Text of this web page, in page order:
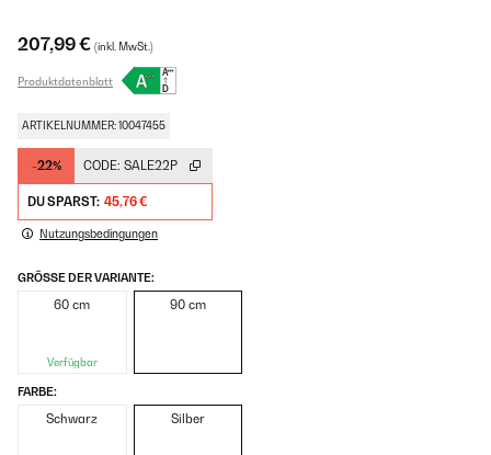
207,99 € (inkl. MwSt.)
Produktdatenblatt
ARTIKELNUMMER: 10047455
-22% CODE: SALE22P
DU SPARST: 45,76 €
Nutzungsbedingungen
GRÖSSE DER VARIANTE:
60 cm
Verfügbar
90 cm
FARBE:
Schwarz Silber